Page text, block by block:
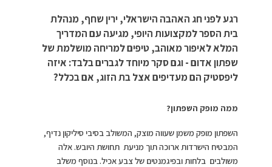
רגע לפני חג האהבה הישראלי, ירין שחף, מנהלת
בית הספר למקצועות היופי, מגיעה עם המדריך
המלא לאיפור מאוהב, טיפים למריחה מושלמת של
שפתון אדום - וגם סקר מיוחד לגברים בלבד: איזה
ליפסטיק הם מעדיפים אצל בת הזוג, אם בכלל?
ממה מופק השפתון?
השפתון מופק משמן שעווה מוצק, המשולב בסיבי סיליקון נדיף,
המבטיח הישרדות ארוכה תוך מניעת תחושת היובש. אלה
משולבים בלחות ובפיגמנטים של צבע אכיל. בנוסף משלב